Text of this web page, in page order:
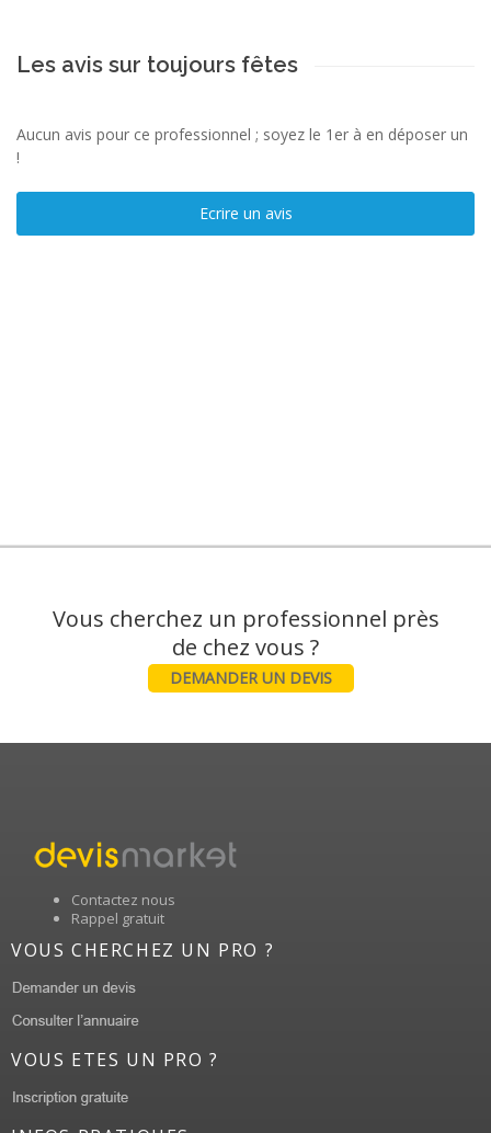
Les avis sur toujours fêtes
Aucun avis pour ce professionnel ; soyez le 1er à en déposer un
!
Ecrire un avis
Vous cherchez un professionnel près
DEMANDER UN DEVIS
Contactez nous
Rappel gratuit
VOUS CHERCHEZ UN PRO ?
VOUS ETES UN PRO ?